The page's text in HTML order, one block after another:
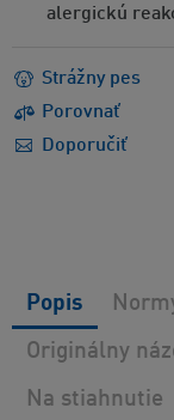
alergickú
Strážny pes
Porovnať
Doporučiť
Popis
Originálny
Na stiahnutie